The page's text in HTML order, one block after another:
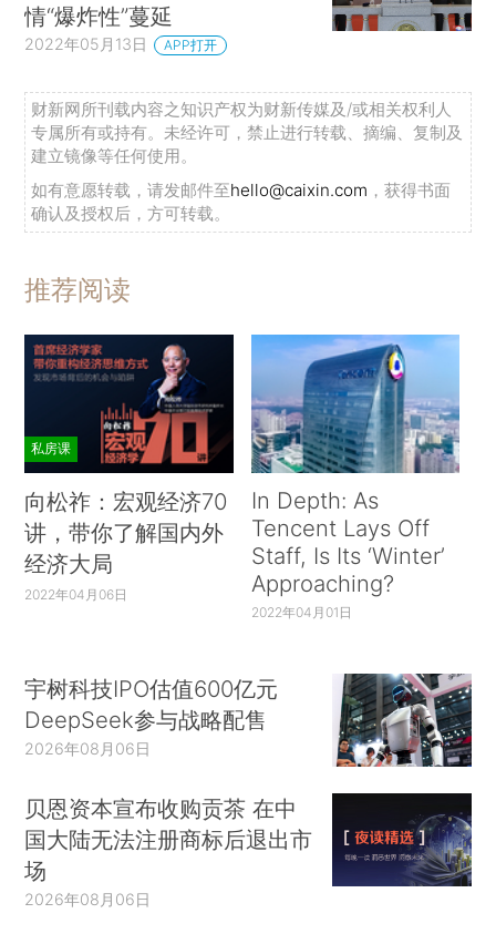
情“爆炸性”蔓延
2022年05月13日 APP打开
财新网所刊载内容之知识产权为财新传媒及/或相关权利人
专属所有或持有。未经许可，禁止进行转载、摘编、复制及
建立镜像等任何使用。
如有意愿转载，请发邮件至hello@caixin.com ，获得书面
确认及授权后，方可转载。
推荐阅读
私房课
向松祚：宏观经济70
讲，带你了解国内外
经济大局
2022年04月06日
In Depth: As
Tencent Lays Off
Staff, Is Its ‘Winter’
Approaching?
2022年04月01日
宇树科技IPO估值600亿元
DeepSeek参与战略配售
2026年08月06日
贝恩资本宣布收购贡茶 在中
国大陆无法注册商标后退出市
场
2026年08月06日